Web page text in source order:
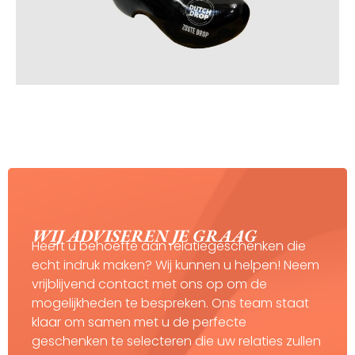
WIJ ADVISEREN JE GRAAG
Heeft u behoefte aan relatiegeschenken die
echt indruk maken? Wij kunnen u helpen! Neem
vrijblijvend contact met ons op om de
mogelijkheden te bespreken. Ons team staat
klaar om samen met u de perfecte
geschenken te selecteren die uw relaties zullen